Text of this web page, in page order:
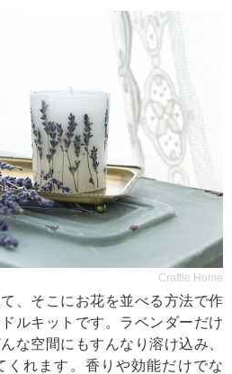
Craftie Home
、そこにお花を並べる方法で作
ルキットです。ラベンダーだけ
な空間にもすんなり溶け込み、
くれます。香りや効能だけでな